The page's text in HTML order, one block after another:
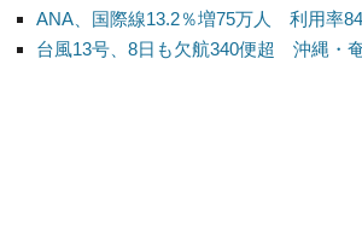
ANA、国際線13.2％増75万人 利用率
台風13号、8日も欠航340便超 沖縄・